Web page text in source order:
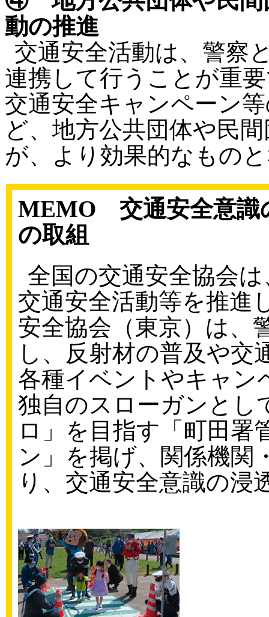
動の推進
交通安全活動は、警察
連携して行うことが重
交通安全キャンペーン
ど、地方公共団体や民
が、より効果的なもの
MEMO 交通安全意識
の取組
全国の交通安全協会
交通安全活動等を推進
安全協会（東京）は、
し、反射材の普及や交
各種イベントやキャン
独自のスローガンとし
ロ」を目指す「町田署
ン」を掲げ、関係機関
り、交通安全意識の浸